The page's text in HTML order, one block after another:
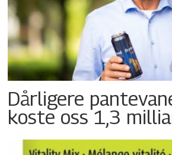
Dårligere
koste oss 1,3